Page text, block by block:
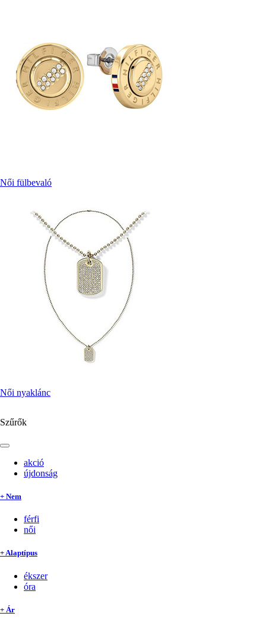
Női fülbevaló
Női nyaklánc
Szűrők
akció
újdonság
+ Nem
férfi
női
+ Alaptípus
ékszer
óra
+ Ár